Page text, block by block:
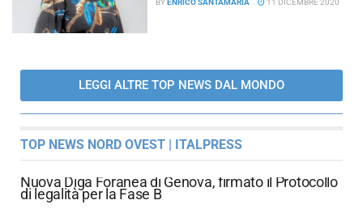
BYENRICO SANTAMARIA 11 DICEMBRE 2020
LEGGI ALTRE TOP NEWS DAL MONDO
TOP NEWS NORD OVEST | ITALPRESS
Nuova Diga Foranea di Genova, firmato il Protocollo
di legalità per la Fase B